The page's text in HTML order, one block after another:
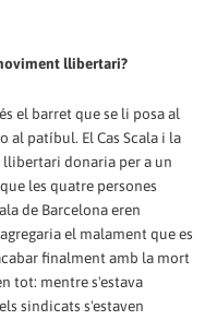
llibertari?
el barret que se li posa al
patíbul. El Cas Scala i la
donaria per a un
les quatre persones
de Barcelona eren
el malament que es
finalment amb la mort
tot: mentre s'estava
sindicats s'estaven